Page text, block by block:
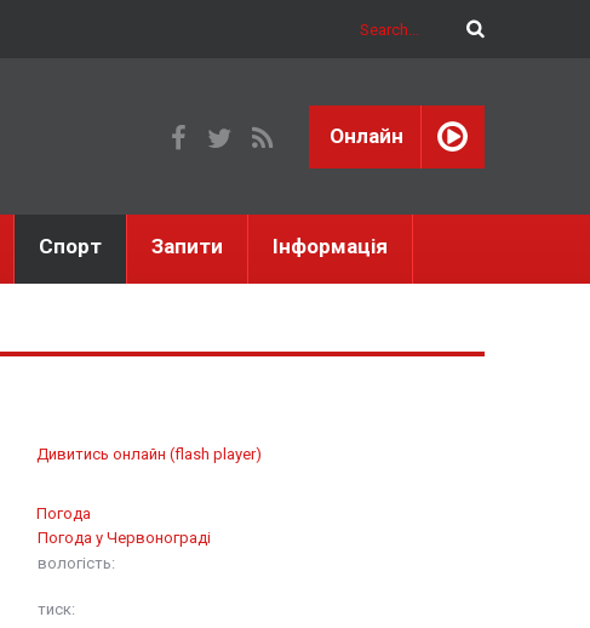
Онлайн
Спорт Запити Інформація
Дивитись онлайн (flash player)
Погода
Погода у Червонограді
вологість:
тиск: